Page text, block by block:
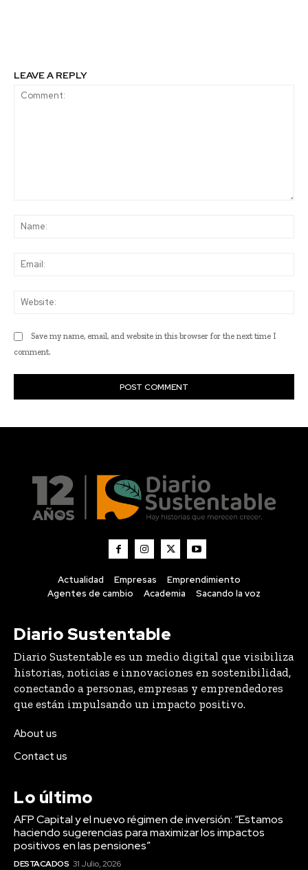
Actualidad Empresas
Emprendimiento
Agentes de cambio
Academia Sacando la voz
Diario Sustentable
Diario Sustentable es un medio digital que visibiliza
historias, noticias e innovaciones en sostenibilidad,
conectando a personas, empresas y emprendedores
que están impulsando un impacto positivo.
About us
Contact us
Lo último
AFP Capital y el nuevo régimen de inversión: “Estamos
haciendo sugerencias para maximizar los impactos
positivos en las pensiones”
DESTACADOS 31 Julio, 2026